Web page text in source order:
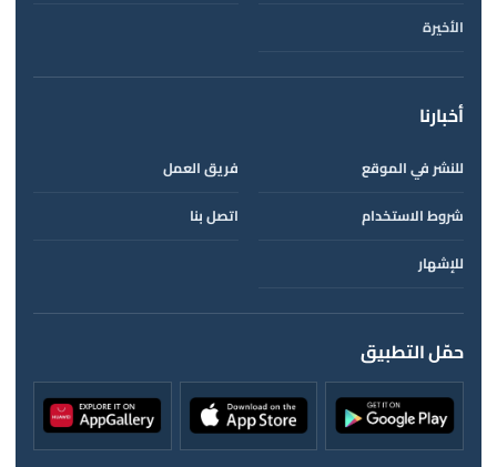
الأخيرة
أخبارنا
للنشر في الموقع
فريق العمل
شروط الاستخدام
اتصل بنا
للإشهار
حمّل التطبيق